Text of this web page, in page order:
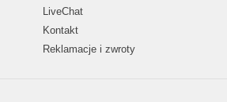
LiveChat
Kontakt
Reklamacje i zwroty